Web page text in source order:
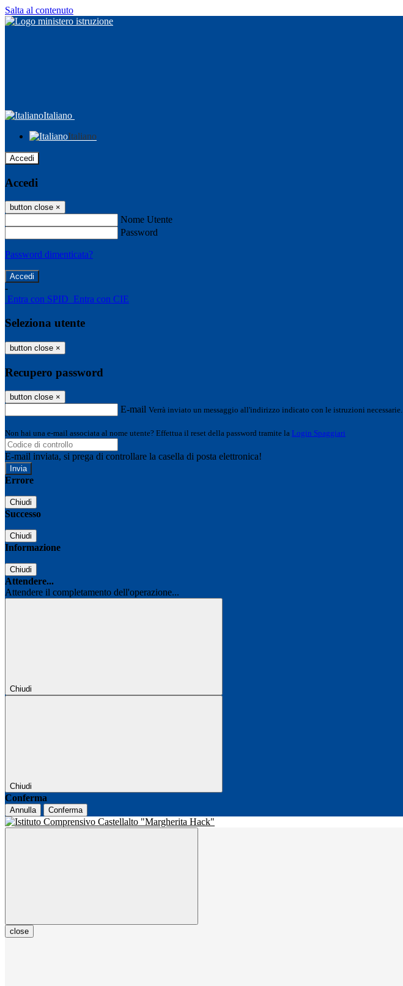
Salta al contenuto
Italiano
Italiano
Accedi
Accedi
button close ×
Nome Utente
Password
Password dimenticata?
-
Entra con SPID Entra con CIE
Seleziona utente
button close ×
Recupero password
button close ×
E-mail Verrà inviato un messaggio all'indirizzo indicato con le istruzioni necessarie.
Non hai una e-mail associata al nome utente? Effettua il reset della password tramite la Login Spaggiari
E-mail inviata, si prega di controllare la casella di posta elettronica!
Errore
Chiudi
Successo
Chiudi
Informazione
Chiudi
Attendere...
Attendere il completamento dell'operazione...
Chiudi
Chiudi
Conferma
Annulla Conferma
close